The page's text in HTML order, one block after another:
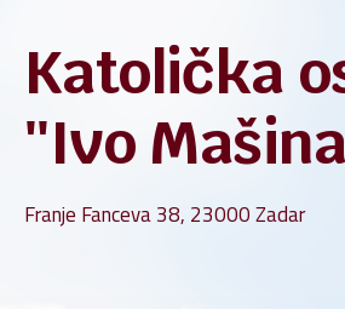
Katolička
''Ivo
Franje Fanceva 38, 23000 Zadar